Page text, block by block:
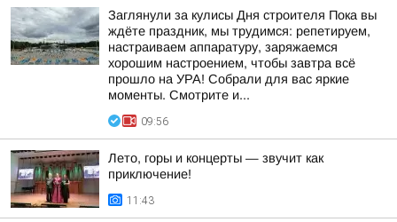
Заглянули за кулисы Дня строителя Пока вы
ждёте праздник, мы трудимся: репетируем,
настраиваем аппаратуру, заряжаемся
хорошим настроением, чтобы завтра всё
прошло на УРА! Собрали для вас яркие
моменты. Смотрите и...
09:56
Лето, горы и концерты — звучит как
приключение!
11:43